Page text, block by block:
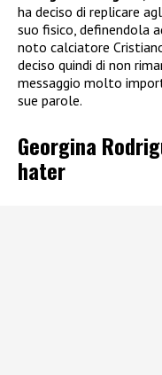
ha deciso di replicare
suo fisico, definendola
noto calciatore
deciso quindi di non
messaggio molto
sue parole.
Georgina
hater